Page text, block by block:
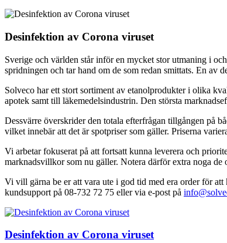
Desinfektion av Corona viruset
Sverige och världen står inför en mycket stor utmaning i
spridningen och tar hand om de som redan smittats. En av
Solveco har ett stort sortiment av etanolprodukter i olika
apotek samt till läkemedelsindustrin. Den största
Dessvärre överskrider den totala efterfrågan tillgången på
vilket innebär att det är spotpriser som gäller. Priserna
Vi arbetar fokuserat på att fortsatt kunna leverera och
marknadsvillkor som nu gäller. Notera därför extra noga
Vi vill gärna be er att vara ute i god tid med era order för
kundsupport på 08-732 72 75 eller via e-post på
Desinfektion av Corona viruset